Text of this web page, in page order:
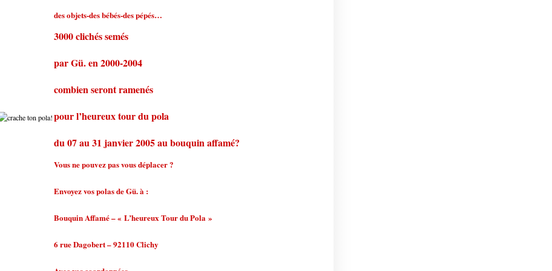
des objets-des bébés-des pépés…
3000 clichés semés
par Gü. en 2000-2004
combien seront ramenés
pour l’heureux tour du pola
du 07 au 31 janvier 2005 au bouquin affamé?
Vous ne pouvez pas vous déplacer ?
Envoyez vos polas de Gü. à :
Bouquin Affamé – « L’heureux Tour du Pola »
6 rue Dagobert – 92110 Clichy